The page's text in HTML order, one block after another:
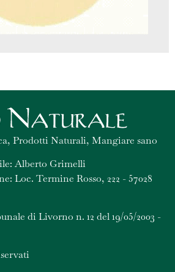
Prodotti Naturali, Mangiare sano
Alberto Grimelli
Loc. Termine Rosso, 222 - 57028
di Livorno n. 12 del 19/05/2003 -